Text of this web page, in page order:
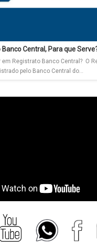
Central, Para que
em Registrato Banco Central? O
pelo Banco Central do...